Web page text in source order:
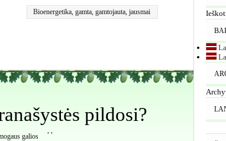
Bioenergetika, gamta, gamtojauta, jausmai
pildosi?
, ,
galios